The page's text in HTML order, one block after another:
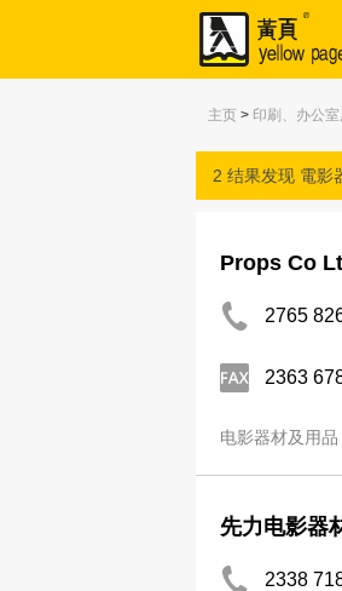
主页 > 印刷、办公室
2 结果发现 電影
Props Co
2765
2363
电影器材及用品
先力电影器
2338